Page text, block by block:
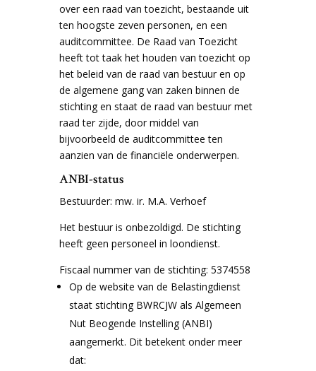
over een raad van toezicht, bestaande uit
ten hoogste zeven personen, en een
auditcommittee. De Raad van Toezicht
heeft tot taak het houden van toezicht op
het beleid van de raad van bestuur en op
de algemene gang van zaken binnen de
stichting en staat de raad van bestuur met
raad ter zijde, door middel van
bijvoorbeeld de auditcommittee ten
aanzien van de financiële onderwerpen.
ANBI-status
Bestuurder: mw. ir. M.A. Verhoef
Het bestuur is onbezoldigd. De stichting
heeft geen personeel in loondienst.
Fiscaal nummer van de stichting: 5374558
Op de website van de Belastingdienst
staat stichting BWRCJW als Algemeen
Nut Beogende Instelling (ANBI)
aangemerkt. Dit betekent onder meer
dat: